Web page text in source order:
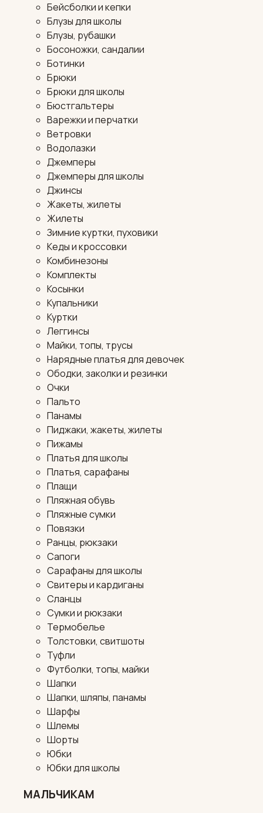
Бейсболки и кепки
Блузы для школы
Блузы, рубашки
Босоножки, сандалии
Ботинки
Брюки
Брюки для школы
Бюстгальтеры
Варежки и перчатки
Ветровки
Водолазки
Джемперы
Джемперы для школы
Джинсы
Жакеты, жилеты
Жилеты
Зимние куртки, пуховики
Кеды и кроссовки
Комбинезоны
Комплекты
Косынки
Купальники
Куртки
Леггинсы
Майки, топы, трусы
Нарядные платья для девочек
Ободки, заколки и резинки
Очки
Пальто
Панамы
Пиджаки, жакеты, жилеты
Пижамы
Платья для школы
Платья, сарафаны
Плащи
Пляжная обувь
Пляжные сумки
Повязки
Ранцы, рюкзаки
Сапоги
Сарафаны для школы
Свитеры и кардиганы
Сланцы
Сумки и рюкзаки
Термобелье
Толстовки, свитшоты
Туфли
Футболки, топы, майки
Шапки
Шапки, шляпы, панамы
Шарфы
Шлемы
Шорты
Юбки
Юбки для школы
МАЛЬЧИКАМ